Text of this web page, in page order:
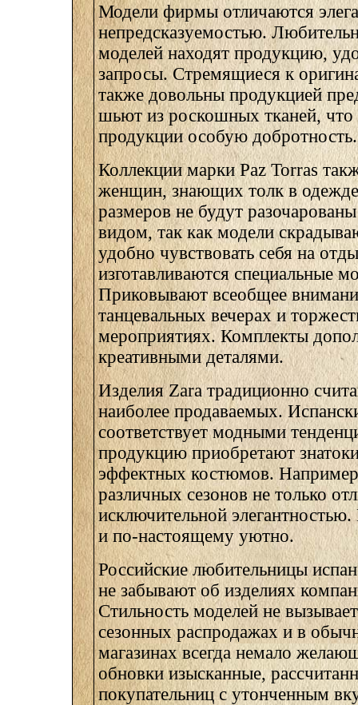
Модели фирмы отличаются
непредсказуемостью.
моделей находят продукцию,
запросы. Стремящиеся к
также довольны продукцией
шьют из роскошных тканей, что
продукции особую добротность.
Коллекции марки Paz Torras
женщин, знающих толк в
размеров не будут
видом, так как модели
удобно чувствовать себя на
изготавливаются специальные
Приковывают всеобщее
танцевальных вечерах и
мероприятиях. Комплекты
креативными деталями.
Изделия Zara традиционно
наиболее продаваемых.
соответствует модными
продукцию приобретают
эффектных костюмов.
различных сезонов не только
исключительной
и по-настоящему уютно.
Российские любительницы
не забывают об изделиях
Стильность моделей не
сезонных распродажах и в
магазинах всегда немало
обновки изысканные,
покупательниц с утонченным